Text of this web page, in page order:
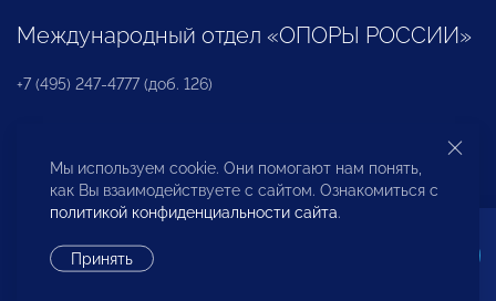
Международный отдел «ОПОРЫ РОССИИ»
+7 (495) 247-4777 (доб. 126)
Бюро по защите прав предпринимателей и
инвесторов
Мы используем cookie. Они помогают нам понять,
как Вы взаимодействуете с сайтом. Ознакомиться с
политикой конфиденциальности сайта.
Принять